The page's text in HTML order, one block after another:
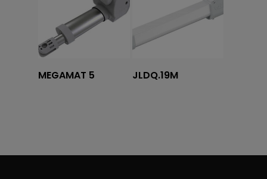
Tovább olvasom
MEGAMAT 5 Tovább olvasom
JLDQ.19M